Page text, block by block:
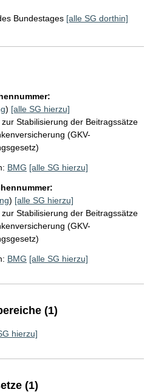
Bundestages [alle SG dorthin]
) [alle SG hierzu]
Stabilisierung der Beitragssätze
(GKV-
BMG [alle SG hierzu]
) [alle SG hierzu]
Stabilisierung der Beitragssätze
(GKV-
BMG [alle SG hierzu]
(1)
hierzu]
(1)